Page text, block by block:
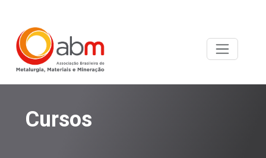
Cursos